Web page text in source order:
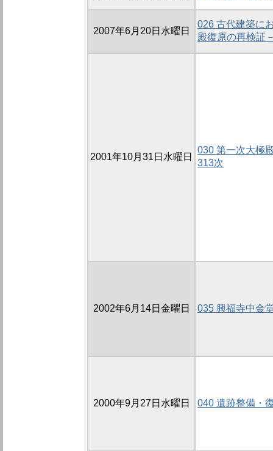
2007年6月20日水曜日
026 古代建築に
殿復原の再検証
2001年10月31日水曜日
030 第一次大極
313次
2002年6月14日金曜日 035 興福寺中金
2000年9月27日水曜日 040 遺跡整備・